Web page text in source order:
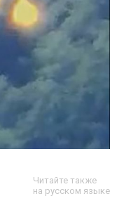
Читайте также
на русском языке